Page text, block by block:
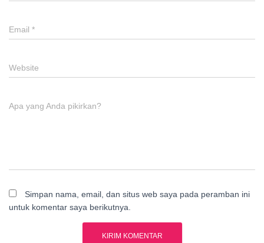
Email *
Website
Apa yang Anda pikirkan?
Simpan nama, email, dan situs web saya pada peramban ini
untuk komentar saya berikutnya.